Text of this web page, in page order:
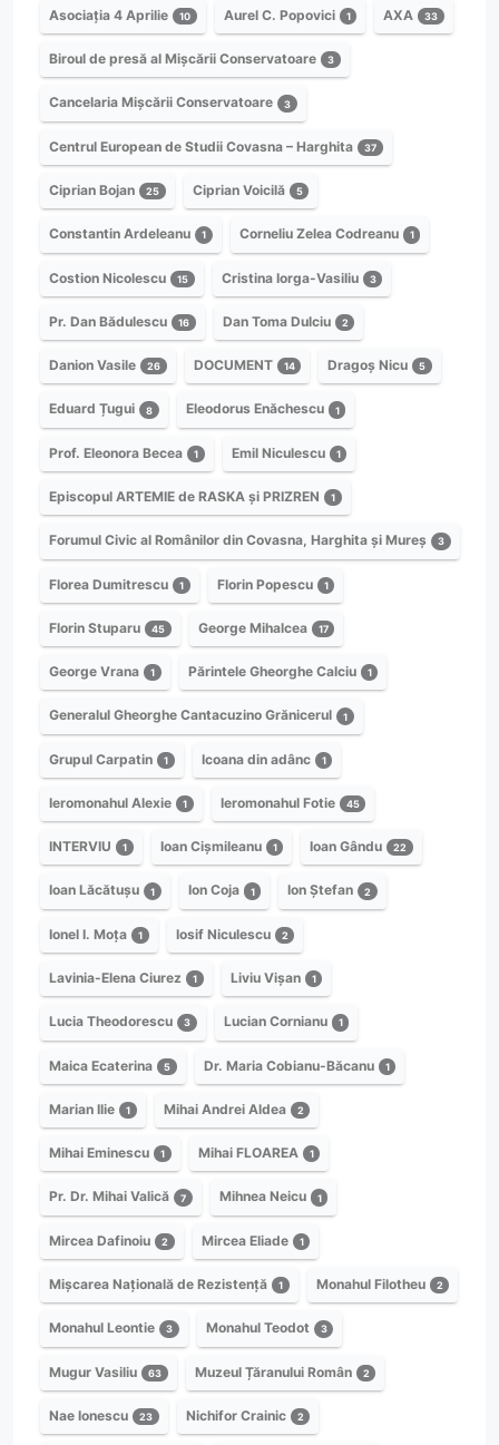
Asociația 4 Aprilie 10 Aurel C. Popovici 1 AXA 33
Biroul de presă al Mișcării Conservatoare 3
Cancelaria Mișcării Conservatoare 3
Centrul European de Studii Covasna – Harghita 37
Ciprian Bojan 25 Ciprian Voicilă 5
Constantin Ardeleanu 1 Corneliu Zelea Codreanu 1
Costion Nicolescu 15 Cristina Iorga-Vasiliu 3
Pr. Dan Bădulescu 16 Dan Toma Dulciu 2
Danion Vasile 26 DOCUMENT 14 Dragoș Nicu 5
Eduard Țugui 8 Eleodorus Enăchescu 1
Prof. Eleonora Becea 1 Emil Niculescu 1
Episcopul ARTEMIE de RASKA și PRIZREN 1
Forumul Civic al Românilor din Covasna, Harghita și Mureș 3
Florea Dumitrescu 1 Florin Popescu 1
Florin Stuparu 45 George Mihalcea 17
George Vrana 1 Părintele Gheorghe Calciu 1
Generalul Gheorghe Cantacuzino Grănicerul 1
Grupul Carpatin 1 Icoana din adânc 1
Ieromonahul Alexie 1 Ieromonahul Fotie 45
INTERVIU 1 Ioan Cișmileanu 1 Ioan Gându 22
Ioan Lăcătușu 1 Ion Coja 1 Ion Ștefan 2
Ionel I. Moța 1 Iosif Niculescu 2
Lavinia-Elena Ciurez 1 Liviu Vișan 1
Lucia Theodorescu 3 Lucian Cornianu 1
Maica Ecaterina 5 Dr. Maria Cobianu-Băcanu 1
Marian Ilie 1 Mihai Andrei Aldea 2
Mihai Eminescu 1 Mihai FLOAREA 1
Pr. Dr. Mihai Valică 7 Mihnea Neicu 1
Mircea Dafinoiu 2 Mircea Eliade 1
Mișcarea Națională de Rezistență 1 Monahul Filotheu 2
Monahul Leontie 3 Monahul Teodot 3
Mugur Vasiliu 63 Muzeul Țăranului Român 2
Nae Ionescu 23 Nichifor Crainic 2